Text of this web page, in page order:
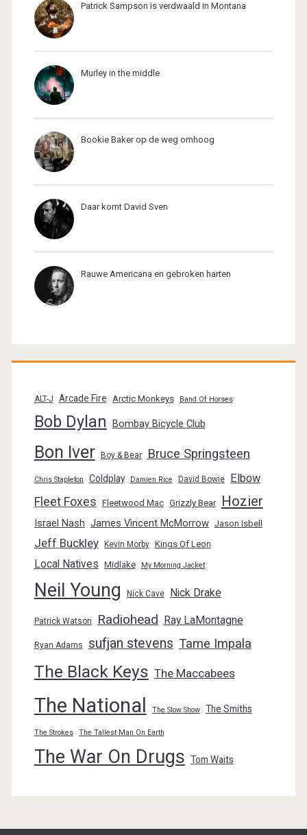
Patrick Sampson is verdwaald in Montana
Murley in the middle
Bookie Baker op de weg omhoog
Daar komt David Sven
Rauwe Americana en gebroken harten
ALT-J Arcade Fire Arctic Monkeys Band Of Horses
Bob Dylan Bombay Bicycle Club
Bon Iver Boy & Bear Bruce Springsteen
Chris Stapleton Coldplay Damien Rice David Bowie Elbow
Fleet Foxes Fleetwood Mac Grizzly Bear Hozier
Israel Nash James Vincent McMorrow Jason Isbell
Jeff Buckley Kevin Morby Kings Of Leon
Local Natives Midlake My Morning Jacket
Neil Young Nick Cave Nick Drake
Patrick Watson Radiohead Ray LaMontagne
Ryan Adams sufjan stevens Tame Impala
The Black Keys The Maccabees
The National The Slow Show The Smiths
The Strokes The Tallest Man On Earth
The War On Drugs Tom Waits